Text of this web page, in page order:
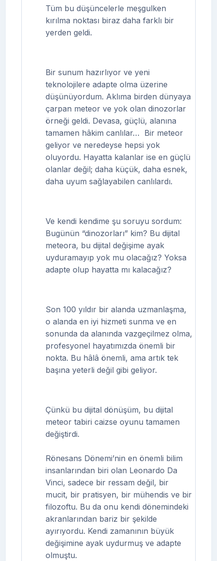
Tüm bu düşüncelerle meşgulken
kırılma noktası biraz daha farklı bir
yerden geldi.
Bir sunum hazırlıyor ve yeni
teknolojilere adapte olma üzerine
düşünüyordum. Aklıma birden dünyaya
çarpan meteor ve yok olan dinozorlar
örneği geldi. Devasa, güçlü, alanına
tamamen hâkim canlılar… Bir meteor
geliyor ve neredeyse hepsi yok
oluyordu. Hayatta kalanlar ise en güçlü
olanlar değil; daha küçük, daha esnek,
daha uyum sağlayabilen canlılardı.
Ve kendi kendime şu soruyu sordum:
Bugünün “dinozorları” kim? Bu dijital
meteora, bu dijital değişime ayak
uyduramayıp yok mu olacağız? Yoksa
adapte olup hayatta mı kalacağız?
Son 100 yıldır bir alanda uzmanlaşma,
o alanda en iyi hizmeti sunma ve en
sonunda da alanında vazgeçilmez olma,
profesyonel hayatımızda önemli bir
nokta. Bu hâlâ önemli, ama artık tek
başına yeterli değil gibi geliyor.
Çünkü bu dijital dönüşüm, bu dijital
meteor tabiri caizse oyunu tamamen
değiştirdi.
Rönesans Dönemi’nin en önemli bilim
insanlarından biri olan Leonardo Da
Vinci, sadece bir ressam değil, bir
mucit, bir pratisyen, bir mühendis ve bir
filozoftu. Bu da onu kendi dönemindeki
akranlarından bariz bir şekilde
ayırıyordu. Kendi zamanının büyük
değişimine ayak uydurmuş ve adapte
olmuştu.